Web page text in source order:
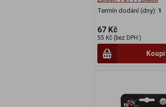
Termín dodání (dny): 1
67 Kč
55 Kč (bez DPH:)